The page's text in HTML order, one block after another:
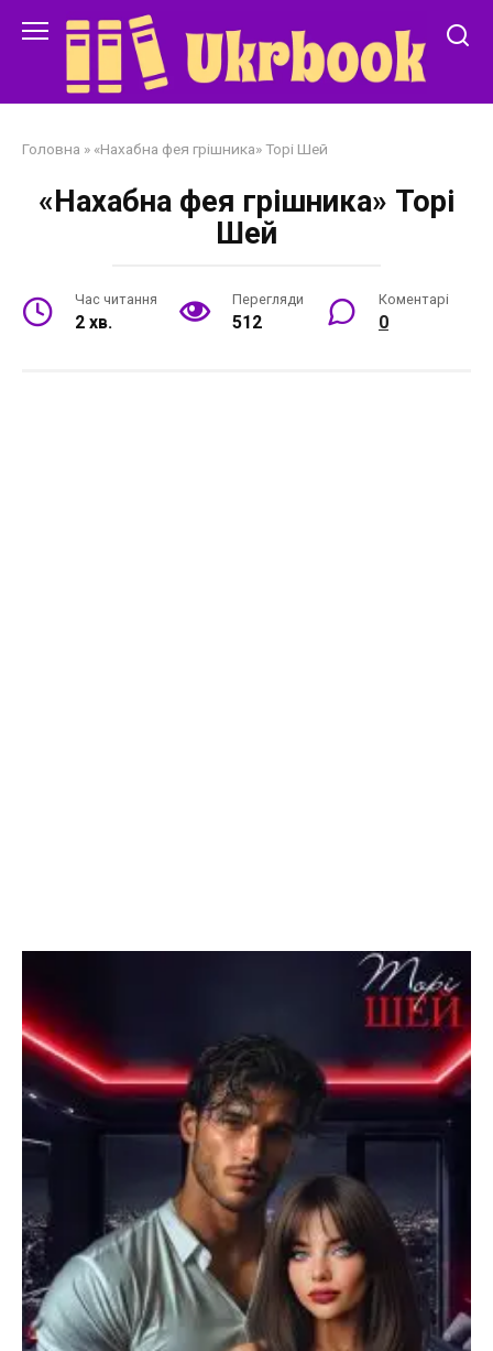
Головна » «Нахабна фея грішника» Торі Шей
«Нахабна фея грішника» Торі
Шей
Час читання
2 хв.
Перегляди
512
Коментарі
0